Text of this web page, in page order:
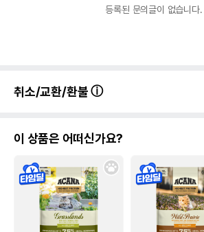
등록된 문의글이 없습니다.
취소/교환/환불
이 상품은 어떠신가요?